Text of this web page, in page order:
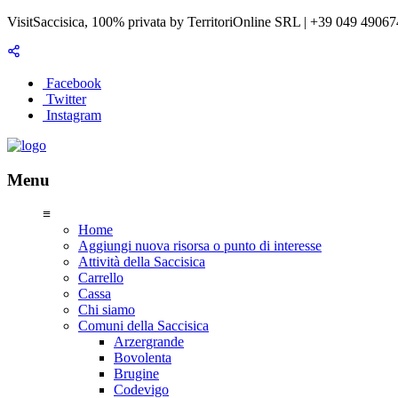
VisitSaccisica, 100% privata by TerritoriOnline SRL | +39 049
Facebook
Twitter
Instagram
Menu
≡
Home
Aggiungi nuova risorsa o punto di interesse
Attività della Saccisica
Carrello
Cassa
Chi siamo
Comuni della Saccisica
Arzergrande
Bovolenta
Brugine
Codevigo